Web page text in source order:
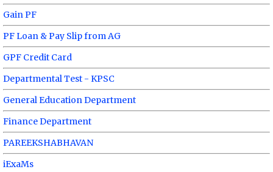
Gain PF
PF Loan & Pay Slip from AG
GPF Credit Card
Departmental Test - KPSC
General Education Department
Finance Department
PAREEKSHABHAVAN
iExaMs